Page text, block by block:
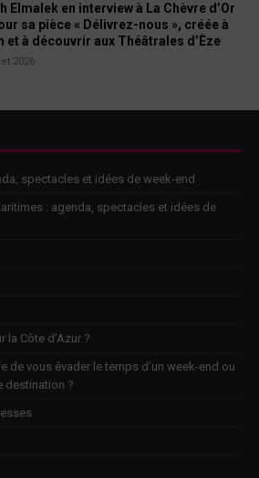
Elmalek en interview à La Chèvre d’Or
sa pièce « Délivrez-nous », créée à
et à découvrir aux Théâtrales d’Èze
2026
spectacles et idées de week-end
: agenda, spectacles et idées de
la Côte d’Azur ?
de vous évader le temps d’un week-end ou
destination ?